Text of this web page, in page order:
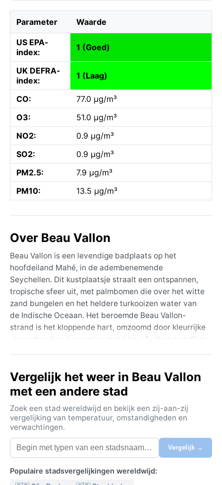
Parameter Waarde
US EPA-
index:
1 (Goed)
UK DEFRA-
index:
1 (Laag)
CO:
77.0 µg/m³
O3:
51.0 µg/m³
NO2:
0.9 µg/m³
SO2:
0.9 µg/m³
PM2.5:
7.9 µg/m³
PM10:
13.5 µg/m³
Over Beau Vallon
Beau Vallon is een levendige badplaats op het
hoofdeiland Mahé, in de adembenemende
Seychellen. Dit kustplaatsje straalt een ontspannen,
tropische sfeer uit, met palmbomen die over het witte
zand bungelen en het heldere turkooizen water van
de Indische Oceaan. Het beroemde Beau Vallon-
strand is het kloppende hart, omzoomd door kleurrijke
vissersbootjes, kraampjes met lokaal fruit en gezellige
nabijgelegen Morne Seychellois National Park, met
steile granieten pieken en dichte regenwouden. Hier
mengt het bruisende dorpsleven zich met ongerepte
natuur, waardoor Beau Vallon een geliefde
uitvalsbasis is voor zowel zonaanbidders als
natuurliefhebbers.
Het klimaat is tropisch regenwoudklimaat (Köppen:
vochtig is, zonder echt droogseizoen. Temperaturen
Vergelijk het weer in Beau Vallon
met een andere stad
Zoek een stad wereldwijd en bekijk een zij-aan-zij
vergelijking van temperatuur, omstandigheden en
verwachtingen.
Vergelijk →
Populaire stadsvergelijkingen wereldwijd: